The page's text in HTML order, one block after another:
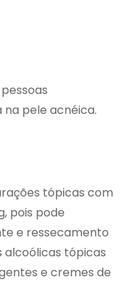
pele acnéica.
tópicas com
pois pode
e ressecamento
alcoólicas tópicas
e cremes de